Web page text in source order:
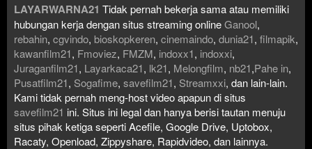
LAYARWARNA21 Tidak pernah bekerja sama atau memiliki
hubungan kerja dengan situs streaming onlineGanool,
rebahin, cgvindo, bioskopkeren, cinemaindo, dunia21, filmapik,
kawanfilm21, Fmoviez, FMZM, indoxx1, indoxxi,
Juraganfilm21, Layarkaca21, lk21, Melongfilm, nb21,Pahe in,
Pusatfilm21, Sogafime, savefilm21, Streamxxi, dan lain-lain.
Kami tidak pernah meng-host video apapun di situs
savefilm21 ini. Situs ini legal dan hanya berisi tautan menuju
situs pihak ketiga seperti Acefile, Google Drive, Uptobox,
Racaty, Openload, Zippyshare, Rapidvideo, dan lainnya.